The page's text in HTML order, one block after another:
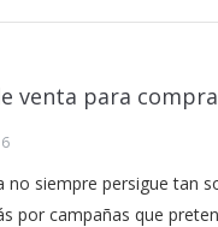
venta para
no siempre persigue tan
por campañas que